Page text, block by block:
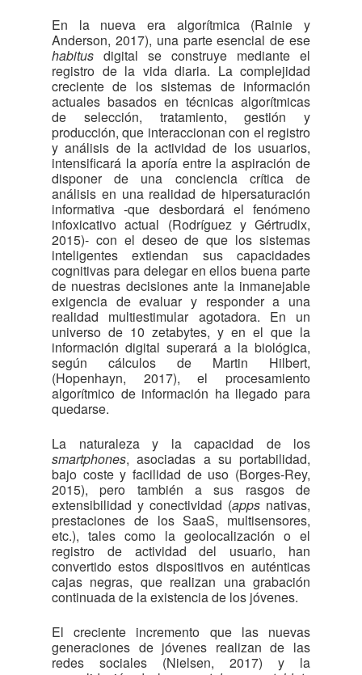
En la nueva era algorítmica (Rainie y
Anderson, 2017), una parte esencial de ese
habitus digital se construye mediante el
registro de la vida diaria. La complejidad
creciente de los sistemas de información
actuales basados en técnicas algorítmicas
de selección, tratamiento, gestión y
producción, que interaccionan con el registro
y análisis de la actividad de los usuarios,
intensificará la aporía entre la aspiración de
disponer de una conciencia crítica de
análisis en una realidad de hipersaturación
informativa -que desbordará el fenómeno
infoxicativo actual (Rodríguez y Gértrudix,
2015)- con el deseo de que los sistemas
inteligentes extiendan sus capacidades
cognitivas para delegar en ellos buena parte
de nuestras decisiones ante la inmanejable
exigencia de evaluar y responder a una
realidad multiestimular agotadora. En un
universo de 10 zetabytes, y en el que la
información digital superará a la biológica,
según cálculos de Martin Hilbert,
(Hopenhayn, 2017), el procesamiento
algorítmico de información ha llegado para
quedarse.
La naturaleza y la capacidad de los
smartphones, asociadas a su portabilidad,
bajo coste y facilidad de uso (Borges-Rey,
2015), pero también a sus rasgos de
extensibilidad y conectividad (apps nativas,
prestaciones de los SaaS, multisensores,
etc.), tales como la geolocalización o el
registro de actividad del usuario, han
convertido estos dispositivos en auténticas
cajas negras, que realizan una grabación
continuada de la existencia de los jóvenes.
El creciente incremento que las nuevas
generaciones de jóvenes realizan de las
redes sociales (Nielsen, 2017) y la